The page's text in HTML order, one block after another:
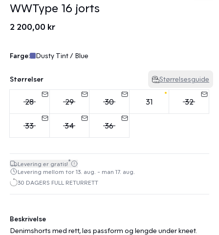
WWType 16 jorts
2 200,00 kr
Farge: Dusty Tint / Blue
Størrelser Størrelsesguide
28 29 30 31 32
33 34 36
Levering er gratis!*
Levering mellom tor 13. aug. - man 17. aug.
30 DAGERS FULL RETURRETT
Beskrivelse
Denimshorts med rett, løs passform og lengde under kneet.